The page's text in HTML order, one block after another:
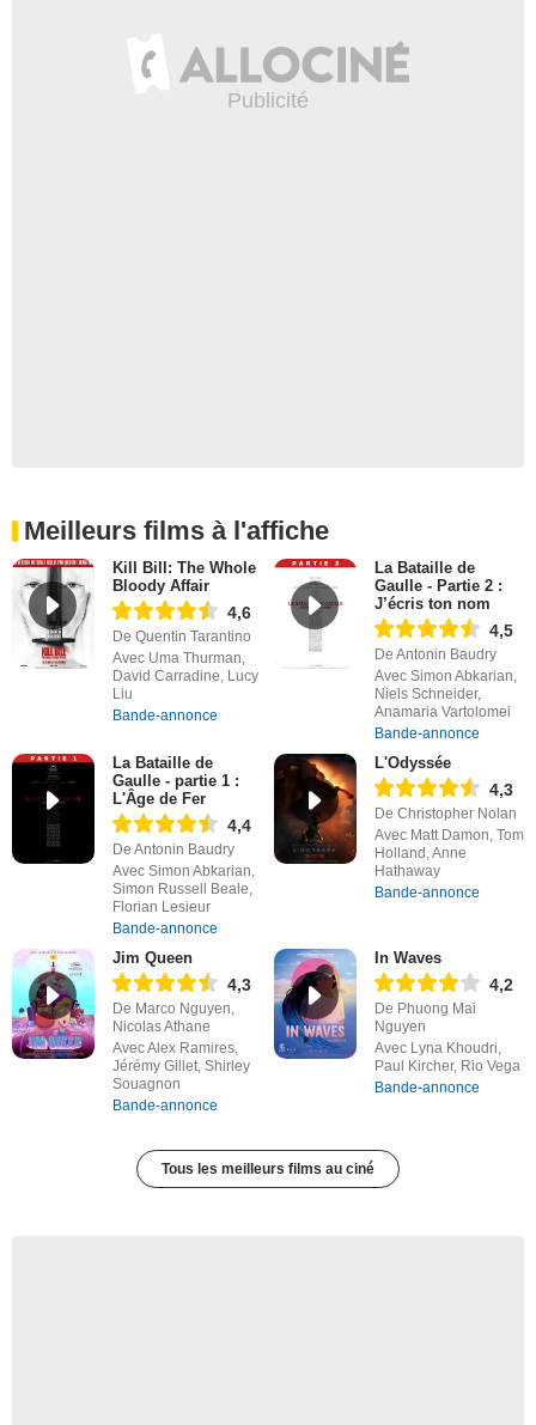
Meilleurs films à l'affiche
Kill Bill: The Whole
Bloody Affair
4,6
De Quentin Tarantino
Avec Uma Thurman,
David Carradine, Lucy
Liu
Bande-annonce
La Bataille de
Gaulle - Partie 2 :
J’écris ton nom
4,5
De Antonin Baudry
Avec Simon Abkarian,
Niels Schneider,
Anamaria Vartolomei
Bande-annonce
La Bataille de
Gaulle - partie 1 :
L'Âge de Fer
4,4
De Antonin Baudry
Avec Simon Abkarian,
Simon Russell Beale,
Florian Lesieur
Bande-annonce
L'Odyssée
4,3
De Christopher Nolan
Avec Matt Damon, Tom
Holland, Anne
Hathaway
Bande-annonce
Jim Queen
4,3
De Marco Nguyen,
Nicolas Athane
Avec Alex Ramires,
Jérémy Gillet, Shirley
Souagnon
Bande-annonce
In Waves
4,2
De Phuong Mai
Nguyen
Avec Lyna Khoudri,
Paul Kircher, Rio Vega
Bande-annonce
Tous les meilleurs films au ciné